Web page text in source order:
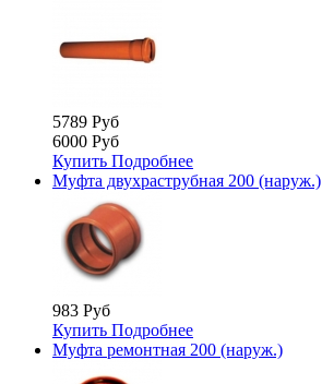
5789 Руб
6000 Руб
Купить Подробнее
Муфта двухраструбная 200 (наруж.)
983 Руб
Купить Подробнее
Муфта ремонтная 200 (наруж.)